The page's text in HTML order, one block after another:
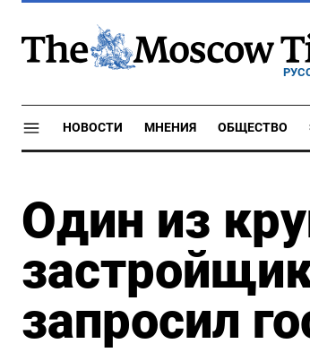
НОВОСТИ МНЕНИЯ ОБЩЕСТВО
Один из
запросил